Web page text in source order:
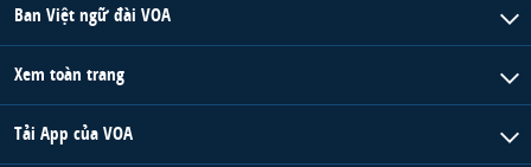
Ban Việt ngữ đài VOA
Xem toàn trang
Tải App của VOA